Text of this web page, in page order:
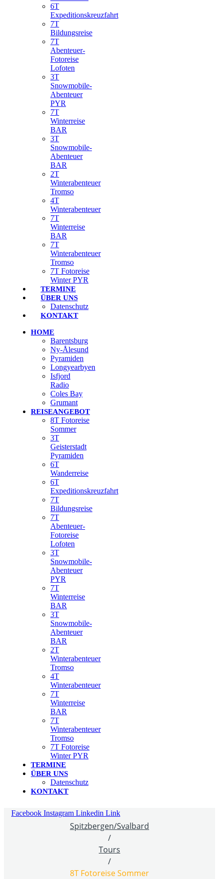
6T
Expeditionskreuzfahrt
7T
Bildungsreise
7T
Abenteuer-
Fotoreise
Lofoten
3T
Snowmobile-
Abenteuer
PYR
7T
Winterreise
BAR
3T
Snowmobile-
Abenteuer
BAR
2T
Winterabenteuer
Tromso
4T
Winterabenteuer
7T
Winterreise
BAR
7T
Winterabenteuer
Tromso
7T Fotoreise
Winter PYR
TERMINE
ÜBER UNS
Datenschutz
KONTAKT
HOME
Barentsburg
Ny-Ålesund
Pyramiden
Longyearbyen
Isfjord
Radio
Coles Bay
Grumant
REISEANGEBOT
8T Fotoreise
Sommer
3T
Geisterstadt
Pyramiden
6T
Wanderreise
6T
Expeditionskreuzfahrt
7T
Bildungsreise
7T
Abenteuer-
Fotoreise
Lofoten
3T
Snowmobile-
Abenteuer
PYR
7T
Winterreise
BAR
3T
Snowmobile-
Abenteuer
BAR
2T
Winterabenteuer
Tromso
4T
Winterabenteuer
7T
Winterreise
BAR
7T
Winterabenteuer
Tromso
7T Fotoreise
Winter PYR
TERMINE
ÜBER UNS
Datenschutz
KONTAKT
Facebook Instagram Linkedin Link
Spitzbergen/Svalbard
/
Tours
/
8T Fotoreise Sommer